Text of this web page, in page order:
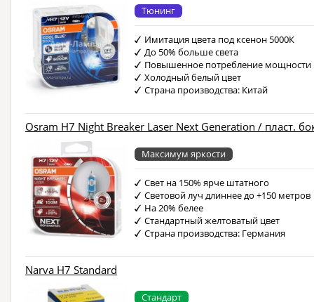
Тюнинг
Имитация цвета под ксенон 5000К
До 50% больше света
Повышенное потребление мощности
Холодный белый цвет
Страна производства: Китай
Osram H7 Night Breaker Laser Next Generation / пласт.
Максимум яркости
Свет на 150% ярче штатного
Световой луч длиннее до +150 метров
На 20% белее
Стандартный желтоватый цвет
Страна производства: Германия
Narva H7 Standard
Стандарт